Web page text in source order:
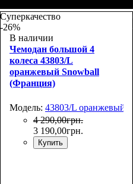
77х54х31
Суперкачество
-26%
В наличии
Чемодан большой 4
колеса 43803/L
оранжевый Snowball
(Франция)
Модель: 43803/L оранжевый
4 290,00грн.
3 190,00грн.
Купить